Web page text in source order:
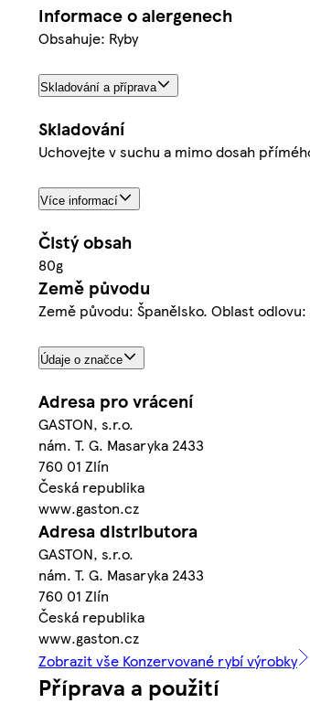
Informace o alergenech
Obsahuje: Ryby
Skladování a příprava
Skladování
Uchovejte v suchu a mimo dosah
Více informací
Čistý obsah
80g
Země původu
Země původu: Španělsko. Oblast odlovu:
Údaje o značce
Adresa pro vrácení
GASTON, s.r.o.
nám. T. G. Masaryka 2433
760 01 Zlín
Česká republika
www.gaston.cz
Adresa distributora
GASTON, s.r.o.
nám. T. G. Masaryka 2433
760 01 Zlín
Česká republika
www.gaston.cz
Zobrazit vše Konzervované rybí výrobky
Příprava a použití